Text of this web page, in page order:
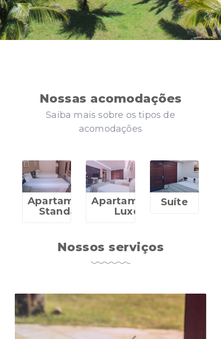
Nossas acomodações
Saiba mais sobre os tipos de
acomodações
Apartamento
Standard
Apartamento
Luxo
Suíte
Nossos serviços